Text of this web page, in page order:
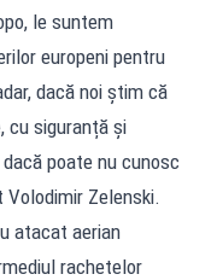
le suntem
europeni pentru
dacă noi știm că
cu siguranță și
poate nu cunosc
Zelenski.
atacat aerian
rachetelor